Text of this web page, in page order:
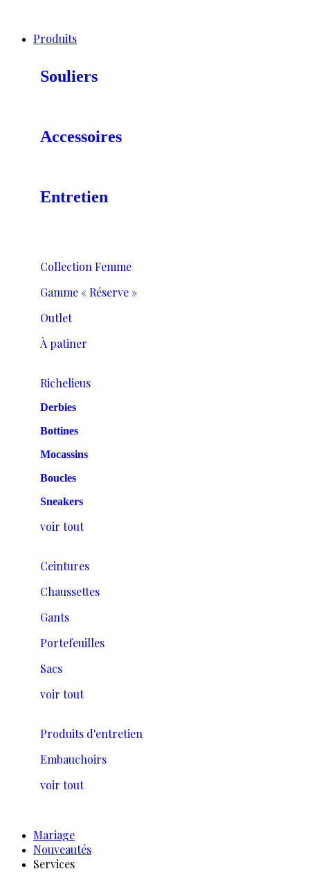
Produits
Souliers
Accessoires
Entretien
Collection Femme
Gamme « Réserve »
Outlet
À patiner
Richelieus
Derbies
Bottines
Mocassins
Boucles
Sneakers
voir tout
Ceintures
Chaussettes
Gants
Portefeuilles
Sacs
voir tout
Produits d'entretien
Embauchoirs
voir tout
Mariage
Nouveautés
Services